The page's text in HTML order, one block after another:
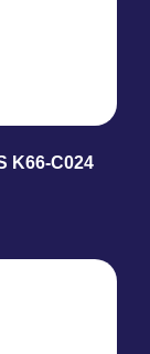
K66-C024